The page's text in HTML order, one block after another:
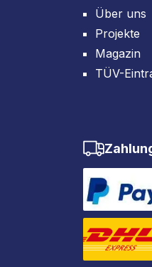
Über uns
Projekte
Magazin
TÜV-